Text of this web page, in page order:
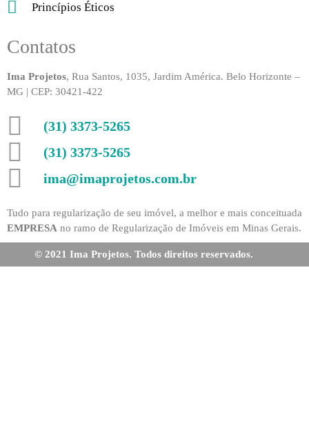
Princípios Éticos
Contatos
Ima Projetos, Rua Santos, 1035, Jardim América. Belo Horizonte –
MG | CEP: 30421-422
(31) 3373-5265
(31) 3373-5265
ima@imaprojetos.com.br
Tudo para regularização de seu imóvel, a melhor e mais conceituada
EMPRESA no ramo de Regularização de Imóveis em Minas Gerais.
© 2021 Ima Projetos. Todos direitos reservados.